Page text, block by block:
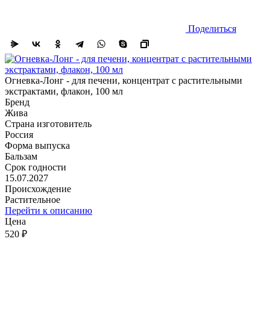
Поделиться
Огневка-Лонг - для печени, концентрат с растительными
экстрактами, флакон, 100 мл
Бренд
Жива
Страна изготовитель
Россия
Форма выпуска
Бальзам
Срок годности
15.07.2027
Происхождение
Растительное
Перейти к описанию
Цена
520 ₽